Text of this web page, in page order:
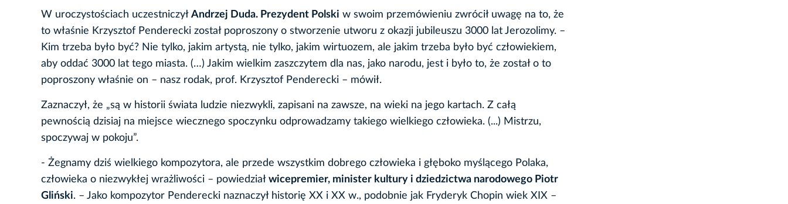
W uroczystościach uczestniczył Andrzej Duda. Prezydent Polski w swoim przemówieniu zwrócił uwagę na to, że
to właśnie Krzysztof Penderecki został poproszony o stworzenie utworu z okazji jubileuszu 3000 lat Jerozolimy. –
Kim trzeba było być? Nie tylko, jakim artystą, nie tylko, jakim wirtuozem, ale jakim trzeba było być człowiekiem,
aby oddać 3000 lat tego miasta. (…) Jakim wielkim zaszczytem dla nas, jako narodu, jest i było to, że został o to
poproszony właśnie on – nasz rodak, prof. Krzysztof Penderecki – mówił.
Zaznaczył, że „są w historii świata ludzie niezwykli, zapisani na zawsze, na wieki na jego kartach. Z całą
pewnością dzisiaj na miejsce wiecznego spoczynku odprowadzamy takiego wielkiego człowieka. (...) Mistrzu,
spoczywaj w pokoju”.
- Żegnamy dziś wielkiego kompozytora, ale przede wszystkim dobrego człowieka i głęboko myślącego Polaka,
człowieka o niezwykłej wrażliwości – powiedział wicepremier, minister kultury i dziedzictwa narodowego Piotr
Gliński. – Jako kompozytor Penderecki naznaczył historię XX i XX w., podobnie jak Fryderyk Chopin wiek XIX –